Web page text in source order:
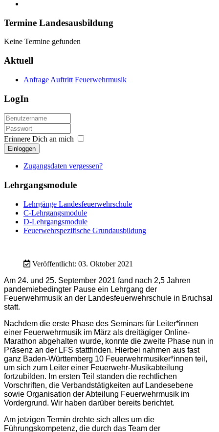
Termine Landesausbildung
Keine Termine gefunden
Aktuell
Anfrage Auftritt Feuerwehrmusik
LogIn
Erinnere Dich an mich
Einloggen
Zugangsdaten vergessen?
Lehrgangsmodule
Lehrgänge Landesfeuerwehrschule
C-Lehrgangsmodule
D-Lehrgangsmodule
Feuerwehrspezifische Grundausbildung
Veröffentlicht: 03. Oktober 2021
Am 24. und 25. September 2021 fand nach 2,5 Jahren
pandemiebedingter Pause ein Lehrgang der
Feuerwehrmusik an der Landesfeuerwehrschule in Bruchsal
statt.
Nachdem die erste Phase des Seminars für Leiter*innen
einer Feuerwehrmusik im März als dreitägiger Online-
Marathon abgehalten wurde, konnte die zweite Phase nun in
Präsenz an der LFS stattfinden. Hierbei nahmen aus fast
ganz Baden-Württemberg 10 Feuerwehrmusiker*innen teil,
um sich zum Leiter einer Feuerwehr-Musikabteilung
fortzubilden. Im ersten Teil standen die rechtlichen
Vorschriften, die Verbandstätigkeiten auf Landesebene
sowie Organisation der Abteilung Feuerwehrmusik im
Vordergrund. Wir haben darüber bereits berichtet.
Am jetzigen Termin drehte sich alles um die
Führungskompetenz, die durch das Team der